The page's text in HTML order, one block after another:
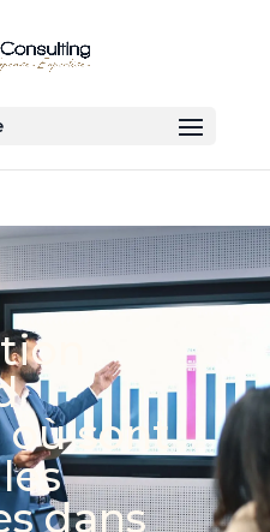
où sont
dans